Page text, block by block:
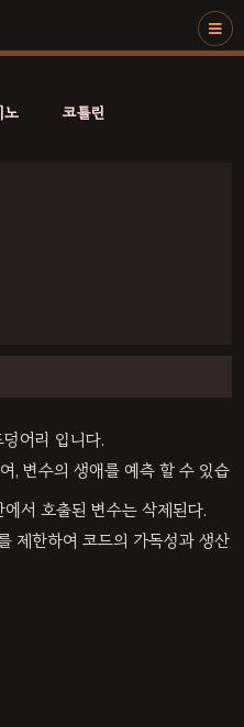
노 코틀린
어리 입니다.
, 변수의 생애를 예측 할 수 있습
서 호출된 변수는 삭제된다.
제한하여 코드의 가독성과 생산